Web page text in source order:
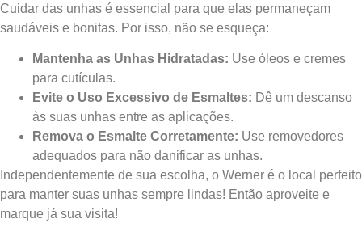
Cuidar das unhas é essencial para que elas permaneçam
saudáveis e bonitas. Por isso, não se esqueça:
Mantenha as Unhas Hidratadas: Use óleos e cremes
para cutículas.
Evite o Uso Excessivo de Esmaltes: Dê um descanso
às suas unhas entre as aplicações.
Remova o Esmalte Corretamente: Use removedores
adequados para não danificar as unhas.
Independentemente de sua escolha, o Werner é o local perfeito
para manter suas unhas sempre lindas! Então aproveite e
marque já sua visita!